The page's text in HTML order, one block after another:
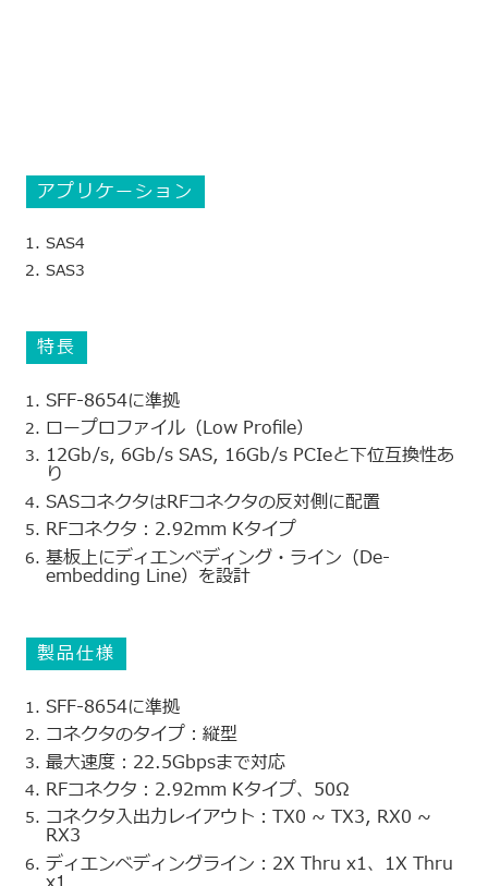
アプリケーション
SAS4
SAS3
特長
SFF-8654に準拠
ロープロファイル（Low Profile）
12Gb/s, 6Gb/s SAS, 16Gb/s PCIeと下位互換性あ
り
SASコネクタはRFコネクタの反対側に配置
RFコネクタ：2.92mm Kタイプ
基板上にディエンベディング・ライン（De-
embedding Line）を設計
製品仕様
SFF-8654に準拠
コネクタのタイプ：縦型
最大速度：22.5Gbpsまで対応
RFコネクタ：2.92mm Kタイプ、50Ω
コネクタ入出力レイアウト：TX0 ~ TX3, RX0 ~
RX3
ディエンベディングライン：2X Thru x1、1X Thru